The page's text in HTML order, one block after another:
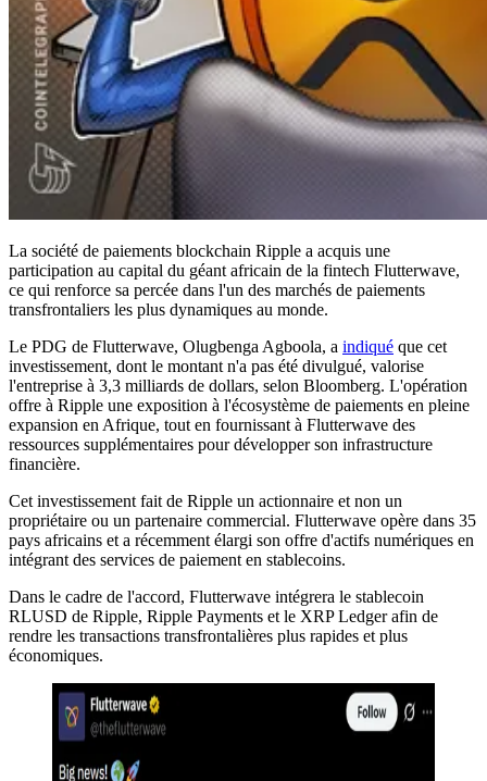
La société de paiements blockchain Ripple a acquis une
participation au capital du géant africain de la fintech Flutterwave,
ce qui renforce sa percée dans l'un des marchés de paiements
transfrontaliers les plus dynamiques au monde.
Le PDG de Flutterwave, Olugbenga Agboola, a indiqué que cet
investissement, dont le montant n'a pas été divulgué, valorise
l'entreprise à 3,3 milliards de dollars, selon Bloomberg. L'opération
offre à Ripple une exposition à l'écosystème de paiements en pleine
expansion en Afrique, tout en fournissant à Flutterwave des
ressources supplémentaires pour développer son infrastructure
financière.
Cet investissement fait de Ripple un actionnaire et non un
propriétaire ou un partenaire commercial. Flutterwave opère dans 35
pays africains et a récemment élargi son offre d'actifs numériques en
intégrant des services de paiement en stablecoins.
Dans le cadre de l'accord, Flutterwave intégrera le stablecoin
RLUSD de Ripple, Ripple Payments et le XRP Ledger afin de
rendre les transactions transfrontalières plus rapides et plus
économiques.